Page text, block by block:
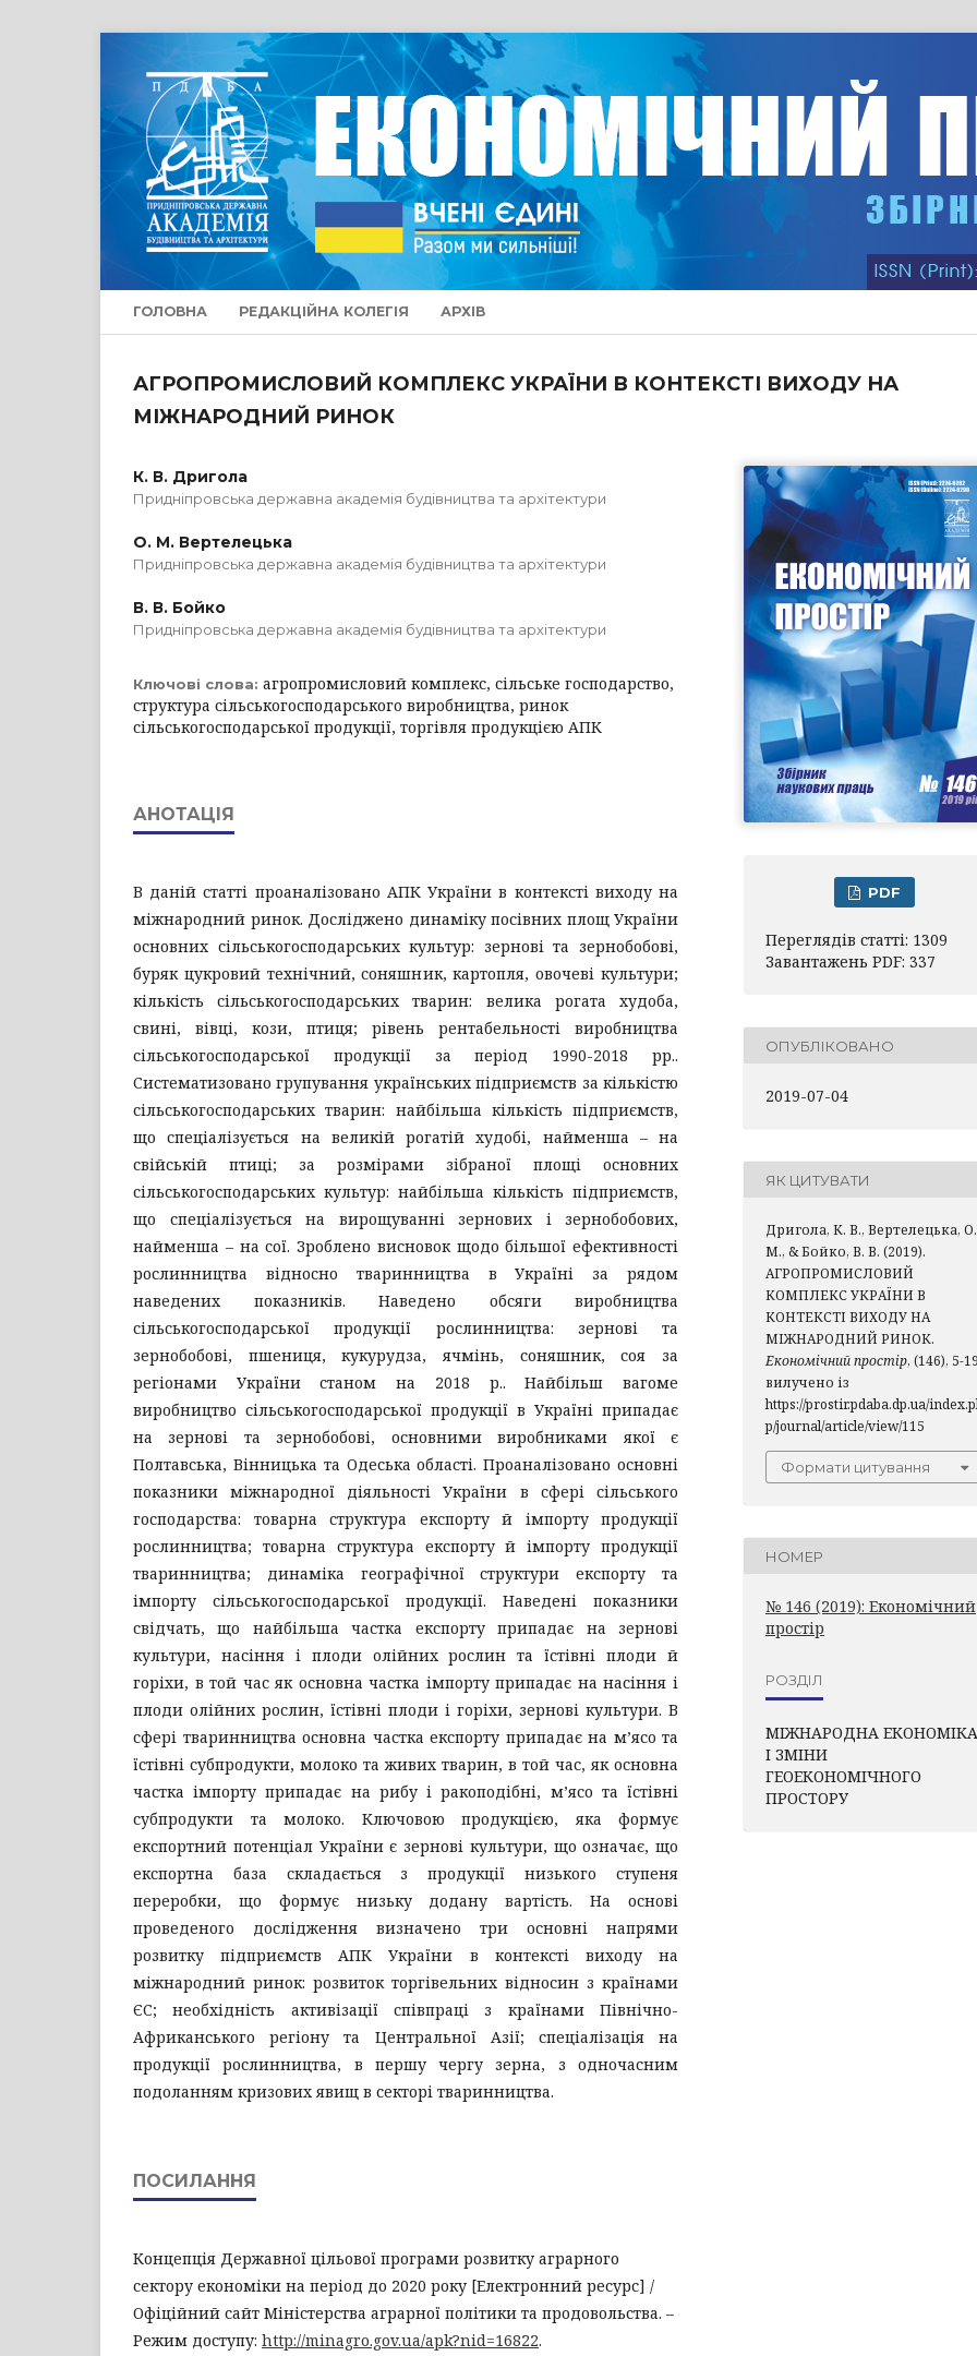
ГОЛОВНА РЕДАКЦІЙНА КОЛЕГІЯ АРХІВ
АГРОПРОМИСЛОВИЙ КОМПЛЕКС УКРАЇНИ В КОНТЕКСТІ ВИХОДУ НА
МІЖНАРОДНИЙ РИНОК
К. В. Дригола
Придніпровська державна академія будівництва та архітектури
О. М. Вертелецька
Придніпровська державна академія будівництва та архітектури
В. В. Бойко
Придніпровська державна академія будівництва та архітектури
Ключові слова: агропромисловий комплекс, сільське господарство,
структура сільськогосподарського виробництва, ринок
сільськогосподарської продукції, торгівля продукцією АПК
АНОТАЦІЯ
В даній статті проаналізовано АПК України в контексті виходу на
міжнародний ринок. Досліджено динаміку посівних площ України
основних сільськогосподарських культур: зернові та зернобобові,
буряк цукровий технічний, соняшник, картопля, овочеві культури;
кількість сільськогосподарських тварин: велика рогата худоба,
свині, вівці, кози, птиця; рівень рентабельності виробництва
сільськогосподарської продукції за період 1990-2018 рр..
Систематизовано групування українських підприємств за кількістю
сільськогосподарських тварин: найбільша кількість підприємств,
що спеціалізується на великій рогатій худобі, найменша – на
свійській птиці; за розмірами зібраної площі основних
сільськогосподарських культур: найбільша кількість підприємств,
що спеціалізується на вирощуванні зернових і зернобобових,
найменша – на сої. Зроблено висновок щодо більшої ефективності
рослинництва відносно тваринництва в Україні за рядом
наведених показників. Наведено обсяги виробництва
сільськогосподарської продукції рослинництва: зернові та
зернобобові, пшениця, кукурудза, ячмінь, соняшник, соя за
регіонами України станом на 2018 р.. Найбільш вагоме
виробництво сільськогосподарської продукції в Україні припадає
на зернові та зернобобові, основними виробниками якої є
Полтавська, Вінницька та Одеська області. Проаналізовано основні
показники міжнародної діяльності України в сфері сільського
господарства: товарна структура експорту й імпорту продукції
рослинництва; товарна структура експорту й імпорту продукції
тваринництва; динаміка географічної структури експорту та
імпорту сільськогосподарської продукції. Наведені показники
свідчать, що найбільша частка експорту припадає на зернові
культури, насіння і плоди олійних рослин та їстівні плоди й
горіхи, в той час як основна частка імпорту припадає на насіння і
плоди олійних рослин, їстівні плоди і горіхи, зернові культури. В
сфері тваринництва основна частка експорту припадає на м’ясо та
їстівні субпродукти, молоко та живих тварин, в той час, як основна
частка імпорту припадає на рибу і ракоподібні, м’ясо та їстівні
субпродукти та молоко. Ключовою продукцією, яка формує
експортний потенціал України є зернові культури, що означає, що
експортна база складається з продукції низького ступеня
переробки, що формує низьку додану вартість. На основі
проведеного дослідження визначено три основні напрями
розвитку підприємств АПК України в контексті виходу на
міжнародний ринок: розвиток торгівельних відносин з країнами
ЄС; необхідність активізації співпраці з країнами Північно-
Африканського регіону та Центральної Азії; спеціалізація на
продукції рослинництва, в першу чергу зерна, з одночасним
подоланням кризових явищ в секторі тваринництва.
ПОСИЛАННЯ
Концепція Державної цільової програми розвитку аграрного
сектору економіки на період до 2020 року [Електронний ресурс] /
Офіційний сайт Міністерства аграрної політики та продовольства. –
Режим доступу: http://minagro.gov.ua/apk?nid=16822.
PDF
Переглядів статті: 1309
Завантажень PDF: 337
ОПУБЛІКОВАНО
2019-07-04
ЯК ЦИТУВАТИ
Дригола, К. В., Вертелецька, О.
М., & Бойко, В. В. (2019).
АГРОПРОМИСЛОВИЙ
КОМПЛЕКС УКРАЇНИ В
КОНТЕКСТІ ВИХОДУ НА
МІЖНАРОДНИЙ РИНОК.
Економічний простір, (146), 5-
вилучено із
https://prostir.pdaba.dp.ua/
p/journal/article/view/115
Формати цитування
НОМЕР
№ 146 (2019): Економічний
простір
РОЗДІЛ
МІЖНАРОДНА ЕКОНОМІКА
І ЗМІНИ
ГЕОЕКОНОМІЧНОГО
ПРОСТОРУ